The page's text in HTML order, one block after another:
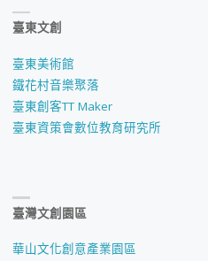
設
臺東文創
臺東美術館
鐵花村音樂聚落
臺東創客TT Maker
臺東資策會數位教育研究所
臺灣文創園區
華山文化創意產業園區